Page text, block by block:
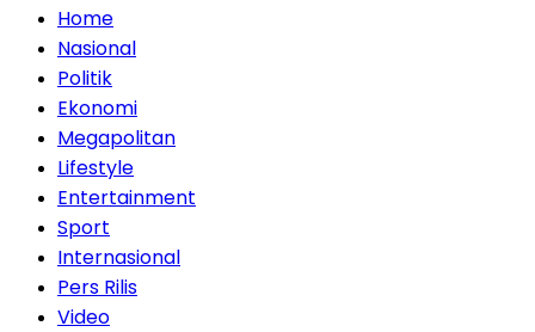
Home
Nasional
Politik
Ekonomi
Megapolitan
Lifestyle
Entertainment
Sport
Internasional
Pers Rilis
Video